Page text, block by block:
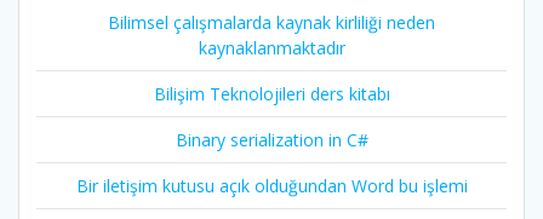
Bilimsel çalışmalarda kaynak kirliliği neden
kaynaklanmaktadır
Bilişim Teknolojileri ders kitabı
Binary serialization in C#
Bir iletişim kutusu açık olduğundan Word bu işlemi